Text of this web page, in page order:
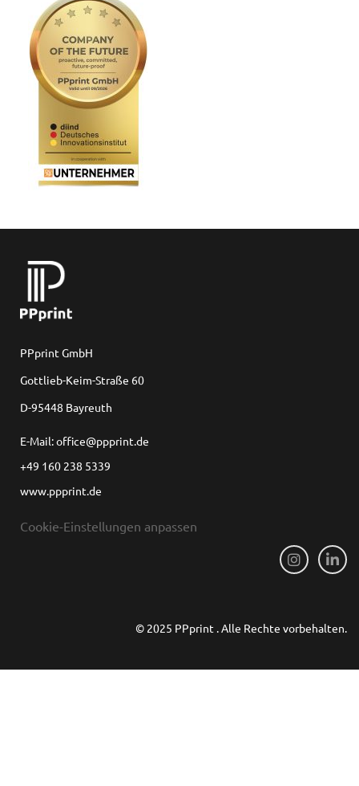
PPprint GmbH
Gottlieb-Keim-Straße 60
D-95448 Bayreuth
E-Mail: office@ppprint.de
+49 160 238 5339
www.ppprint.de
Cookie-Einstellungen anpassen
© 2025 PPprint . Alle Rechte vorbehalten.